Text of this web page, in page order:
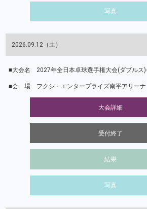
写真
2026.09.12（土）
2027年全日本卓球選手権大会(ダブルス
フクシ・エンタープライズ南平アリーナ
大会詳細
受付終了
結果
写真